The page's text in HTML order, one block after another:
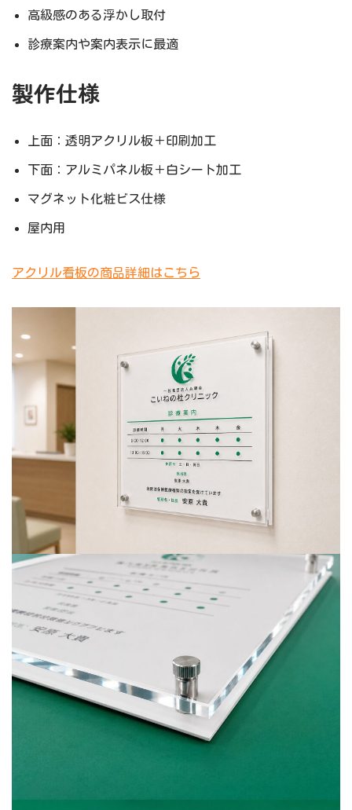
高級感のある浮かし取付
診療案内や案内表示に最適
製作仕様
上面：透明アクリル板＋印刷加工
下面：アルミパネル板＋白シート加工
マグネット化粧ビス仕様
屋内用
アクリル看板の商品詳細はこちら